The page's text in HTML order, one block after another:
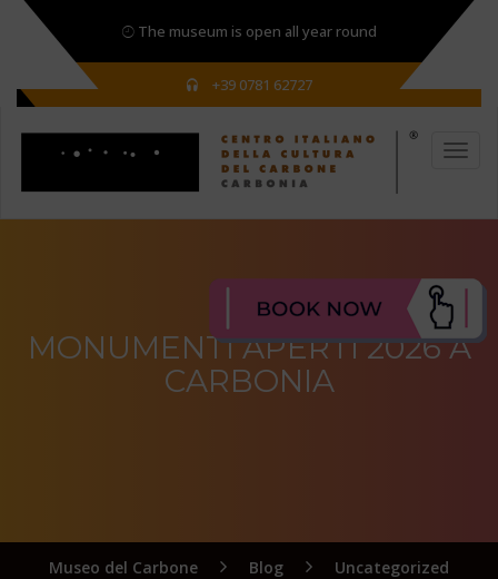
The museum is open all year round
+39 0781 62727
MONUMENTI APERTI 2026 A
CARBONIA
Museo del Carbone Blog
Uncategorized